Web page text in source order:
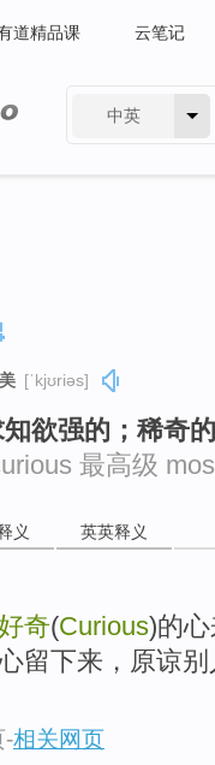
道精品课 云笔记
中英
美 [ˈkjʊriəs]
欲强的；稀奇
最高级
义 英英释义
奇(Curious)的
留下来，原谅
-相关网页